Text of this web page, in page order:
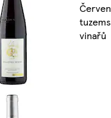
vinařů